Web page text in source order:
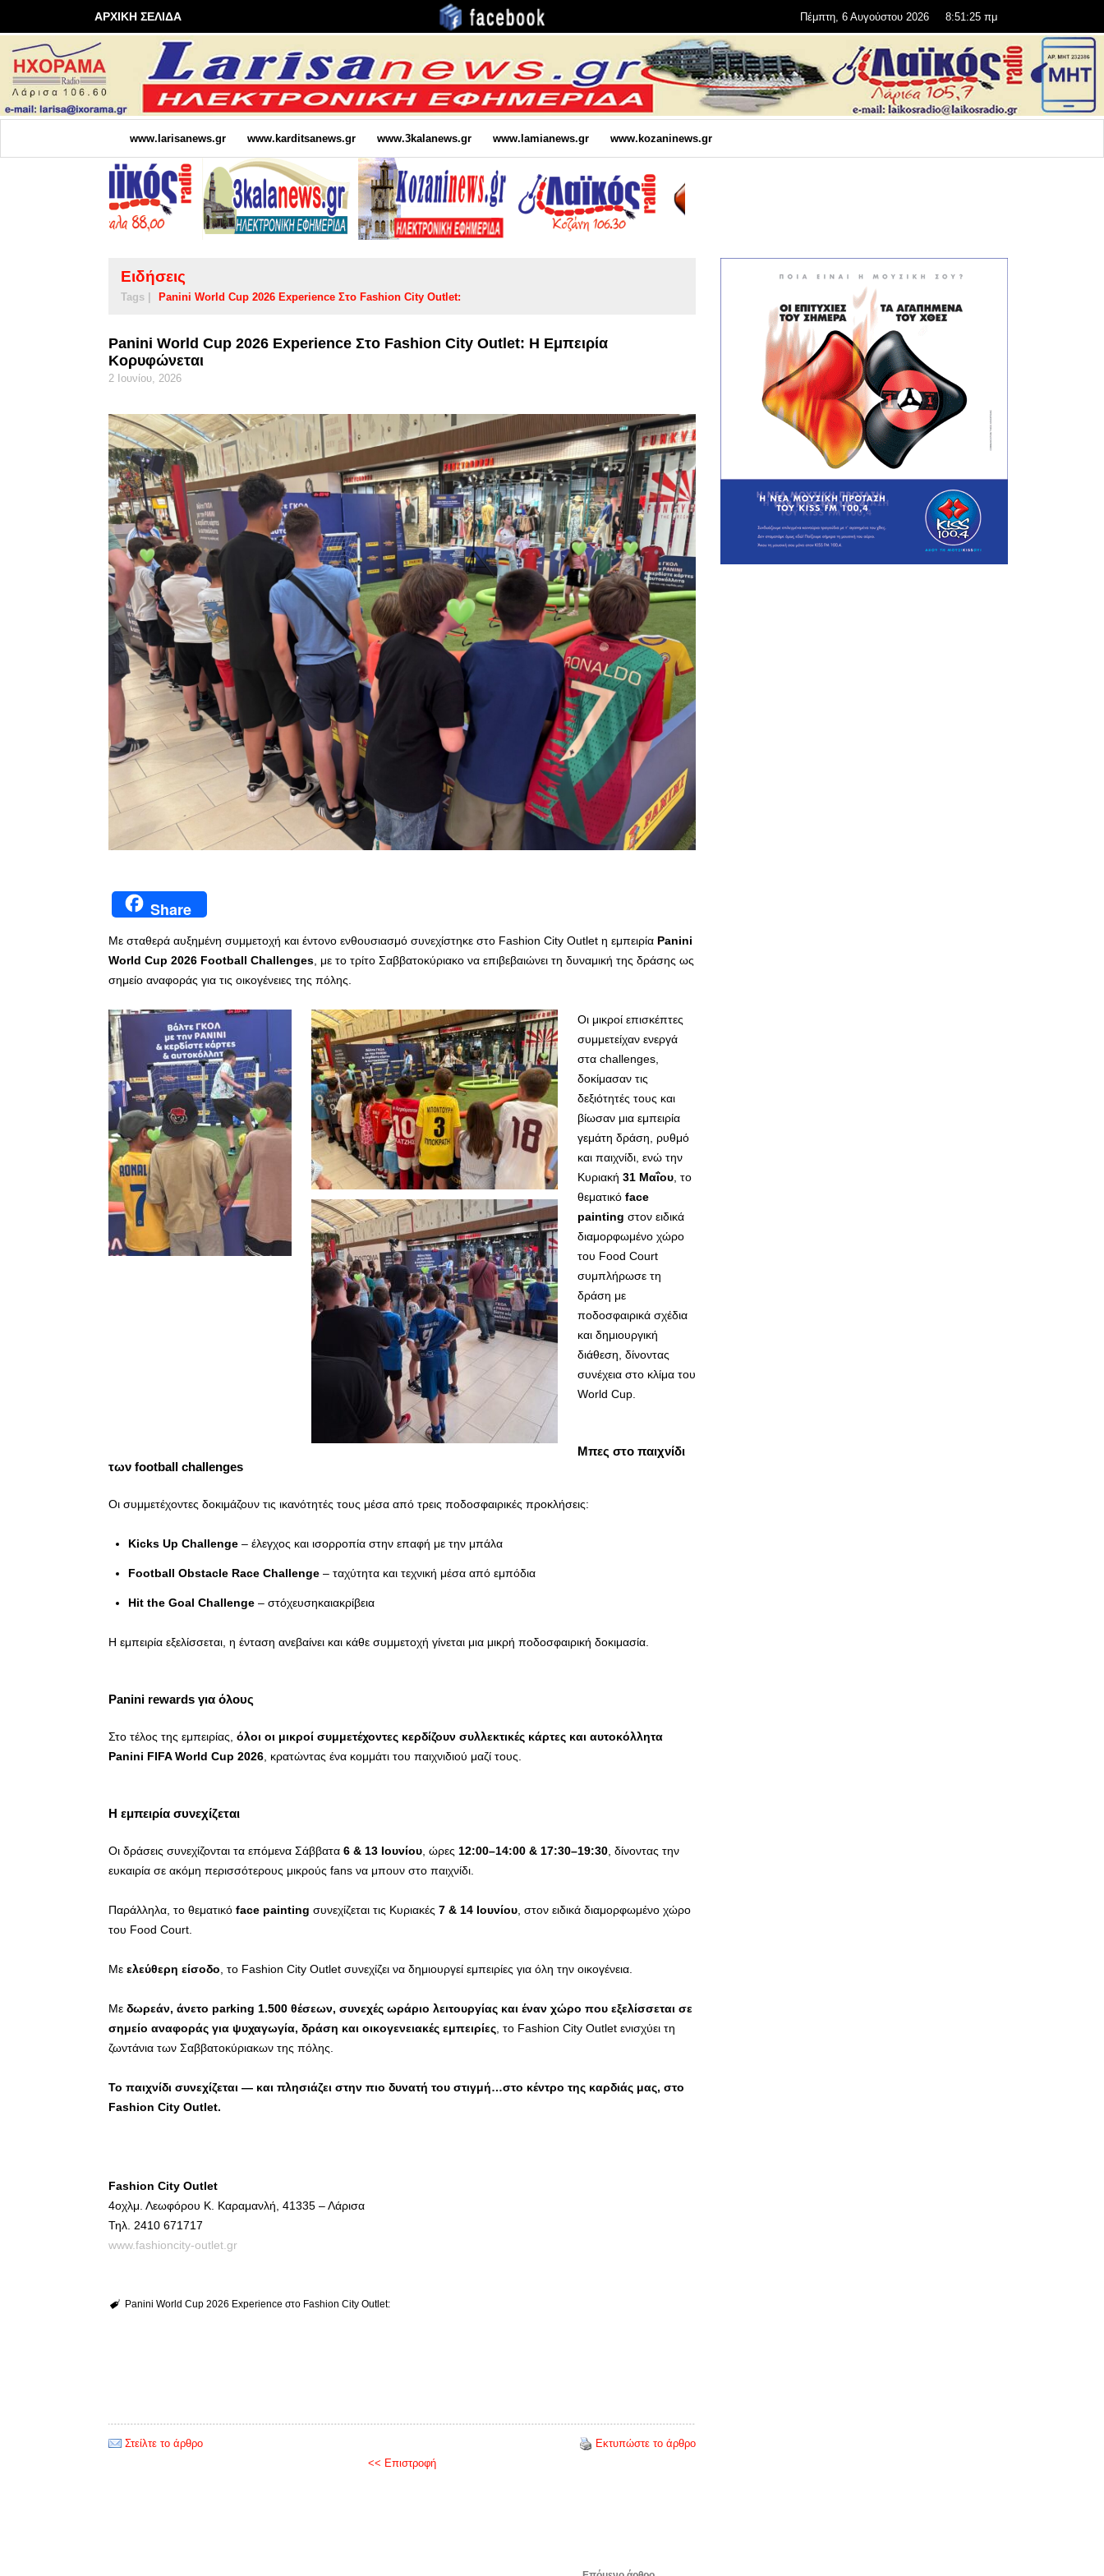
ΑΡΧΙΚΗ ΣΕΛΙΔΑ Πέμπτη, 6 Αυγούστου 2026 8:51:26 πμ
www.larisanews.gr www.karditsanews.gr www.3kalanews.gr www.lamianews.gr www.kozaninews.gr
Ειδήσεις
Tags | Panini World Cup 2026 Experience Στο Fashion City Outlet:
Panini World Cup 2026 Experience Στο Fashion City Outlet: Η Εμπειρία
Κορυφώνεται
2 Ιουνίου, 2026
Share
Με σταθερά αυξημένη συμμετοχή και έντονο ενθουσιασμό συνεχίστηκε στο Fashion City Outlet η εμπειρία Panini
World Cup 2026 Football Challenges , με το τρίτο Σαββατοκύριακο να επιβεβαιώνει τη δυναμική της δράσης ως
σημείο αναφοράς για τις οικογένειες της πόλης.
Οι μικροί επισκέπτες
συμμετείχαν ενεργά
στα challenges,
δοκίμασαν τις
δεξιότητές τους και
βίωσαν μια εμπειρία
γεμάτη δράση, ρυθμό
και παιχνίδι, ενώ την
Κυριακή 31 Μαΐου , το
θεματικό face
painting στον ειδικά
διαμορφωμένο χώρο
του Food Court
συμπλήρωσε τη
δράση με
ποδοσφαιρικά σχέδια
και δημιουργική
διάθεση, δίνοντας
συνέχεια στο κλίμα του
World Cup.
Μπες στο παιχνίδι
των football challenges
Οι συμμετέχοντες δοκιμάζουν τις ικανότητές τους μέσα από τρεις ποδοσφαιρικές προκλήσεις:
Kicks Up Challenge – έλεγχος και ισορροπία στην επαφή με την μπάλα
Football Obstacle Race Challenge – ταχύτητα και τεχνική μέσα από εμπόδια
Hit the Goal Challenge – στόχευσηκαιακρίβεια
Η εμπειρία εξελίσσεται, η ένταση ανεβαίνει και κάθε συμμετοχή γίνεται μια μικρή ποδοσφαιρική δοκιμασία.
Panini rewards για όλους
Στο τέλος της εμπειρίας, όλοι οι μικροί συμμετέχοντες κερδίζουν συλλεκτικές κάρτες και αυτοκόλλητα
Panini FIFA World Cup 2026 , κρατώντας ένα κομμάτι του παιχνιδιού μαζί τους.
Η εμπειρία συνεχίζεται
Οι δράσεις συνεχίζονται τα επόμενα Σάββατα 6 & 13 Ιουνίου , ώρες 12:00–14:00 & 17:30–19:30 , δίνοντας την
ευκαιρία σε ακόμη περισσότερους μικρούς fans να μπουν στο παιχνίδι.
Παράλληλα, το θεματικό face painting συνεχίζεται τις Κυριακές 7 & 14 Ιουνίου , στον ειδικά διαμορφωμένο χώρο
του Food Court.
Με ελεύθερη είσοδο , το Fashion City Outlet συνεχίζει να δημιουργεί εμπειρίες για όλη την οικογένεια.
Με δωρεάν, άνετο parking 1.500 θέσεων, συνεχές ωράριο λειτουργίας και έναν χώρο που εξελίσσεται σε
σημείο αναφοράς για ψυχαγωγία, δράση και οικογενειακές εμπειρίες , το Fashion City Outlet ενισχύει τη
ζωντάνια των Σαββατοκύριακων της πόλης.
Το παιχνίδι συνεχίζεται — και πλησιάζει στην πιο δυνατή του στιγμή…στο κέντρο της καρδιάς μας, στο
Fashion City Outlet.
Fashion City Outlet
4οχλμ. Λεωφόρου Κ. Καραμανλή, 41335 – Λάρισα
Τηλ. 2410 671717
www.fashioncity-outlet.gr
Panini World Cup 2026 Experience στο Fashion City Outlet:
Στείλτε το άρθρο
Εκτυπώστε το άρθρο
<< Επιστροφή